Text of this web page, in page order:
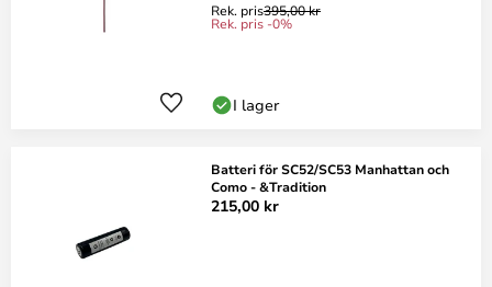
Rek. pris395,00 kr
Rek. pris -0%
I lager
Batteri för SC52/SC53 Manhattan och
Como - &Tradition
215,00 kr